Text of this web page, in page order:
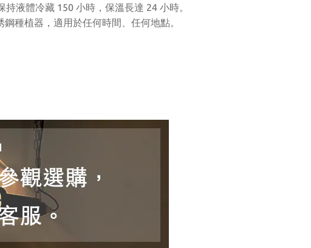
液體冷藏 150 小時，保溫長達 24 小時。
種植器，適用於任何時間、任何地點。